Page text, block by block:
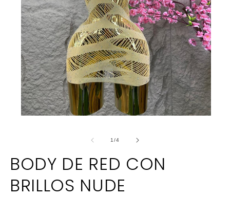
una
ventana
modal
1/de
4
BODY DE RED CON
BRILLOS NUDE